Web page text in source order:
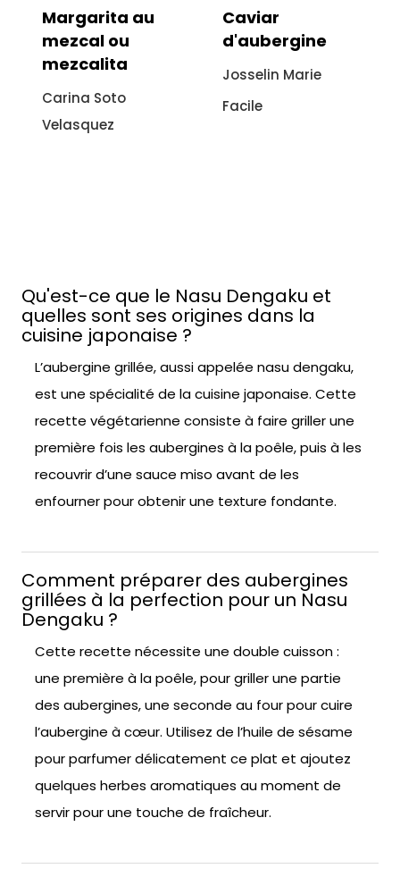
Caviar
d'aubergine
Josselin Marie
Facile
Vitello tonnato
sans viande :
recette
italienne à
l'aubergine
Qu'est-ce que le Nasu Dengaku et
quelles sont ses origines dans la
cuisine japonaise ?
L’aubergine grillée, aussi appelée nasu dengaku,
est une spécialité de la cuisine japonaise. Cette
recette végétarienne consiste à faire griller une
première fois les aubergines à la poêle, puis à les
recouvrir d’une sauce miso avant de les
enfourner pour obtenir une texture fondante.
Comment préparer des aubergines
grillées à la perfection pour un Nasu
Dengaku ?
Cette recette nécessite une double cuisson :
une première à la poêle, pour griller une partie
des aubergines, une seconde au four pour cuire
l’aubergine à cœur. Utilisez de l’huile de sésame
pour parfumer délicatement ce plat et ajoutez
quelques herbes aromatiques au moment de
servir pour une touche de fraîcheur.